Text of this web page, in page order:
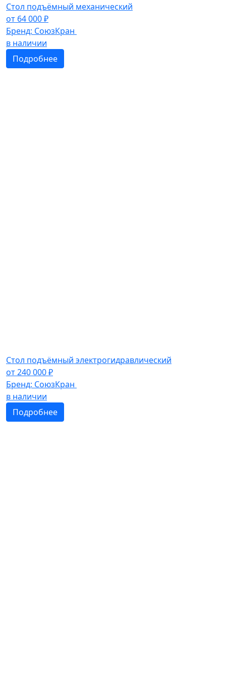
Стол подъёмный механический
от 64 000₽
Бренд: СоюзКран
в наличии
Подробнее
Стол подъёмный электрогидравлический
от240 000₽
Бренд: СоюзКран
в наличии
Подробнее